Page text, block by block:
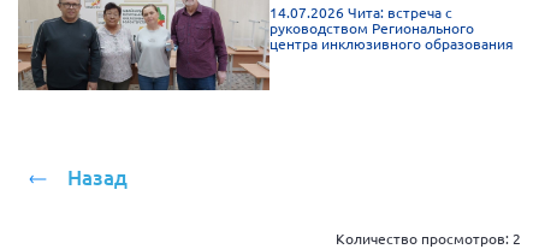
14.07.2026 Чита: встреча с
руководством Регионального
центра инклюзивного образования
Назад
Количество просмотров: 2